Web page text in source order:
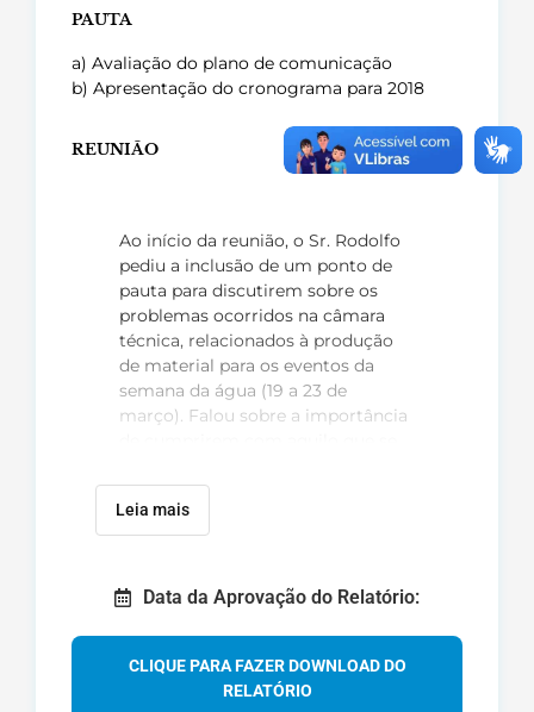
PAUTA
a) Avaliação do plano de comunicação
b) Apresentação do cronograma para 2018
REUNIÃO
Ao início da reunião, o Sr. Rodolfo
pediu a inclusão de um ponto de
pauta para discutirem sobre os
problemas ocorridos na câmara
técnica, relacionados à produção
de material para os eventos da
semana da água (19 a 23 de
março). Falou sobre a importância
aprovado em plenária. A Sras.
Gisely e Maria Eduarda,
representantes do NEA-BC,
câmara técnica, explicaram que a
forma de trabalho da instituição é
diferente do que vinha sendo
praticado na câmara técnica, e por
este motivo tiveram problemas
Leia mais
Data da Aprovação do Relatório:
CLIQUE PARA FAZER DOWNLOAD DO
RELATÓRIO